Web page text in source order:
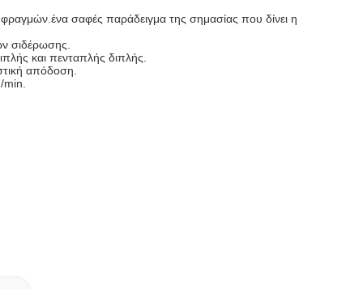
σαφές παράδειγμα της σημασίας που δίνει η
σιδέρωσης.
και πενταπλής διπλής.
απόδοση.